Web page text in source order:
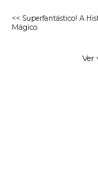
<< Superfantástico! A
Mágico
Ver